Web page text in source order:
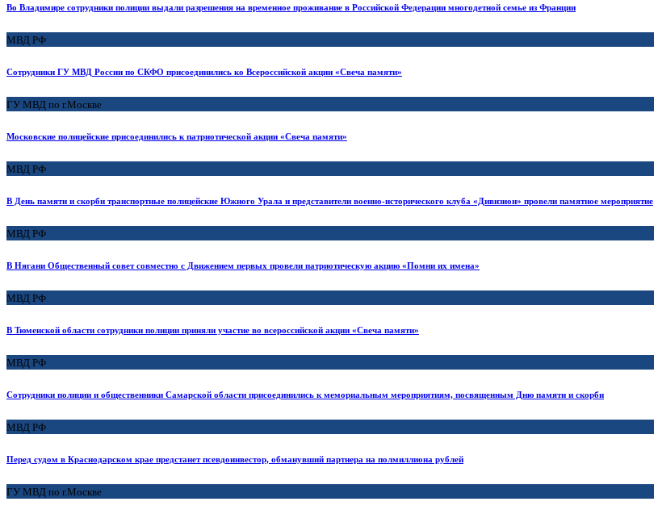
Во Владимире сотрудники полиции выдали разрешения на временное проживание в Российской Федерации многодетной семье из Франции
МВД РФ
Сотрудники ГУ МВД России по СКФО присоединились ко Всероссийской акции «Свеча памяти»
ГУ МВД по г.Москве
Московские полицейские присоединились к патриотической акции «Свеча памяти»
МВД РФ
В День памяти и скорби транспортные полицейские Южного Урала и представители военно-исторического клуба «Дивизион» провели памятное мероприятие
МВД РФ
В Нягани Общественный совет совместно с Движением первых провели патриотическую акцию «Помни их имена»
МВД РФ
В Тюменской области сотрудники полиции приняли участие во всероссийской акции «Свеча памяти»
МВД РФ
Сотрудники полиции и общественники Самарской области присоединились к мемориальным мероприятиям, посвященным Дню памяти и скорби
МВД РФ
Перед судом в Краснодарском крае предстанет псевдоинвестор, обманувший партнера на полмиллиона рублей
ГУ МВД по г.Москве